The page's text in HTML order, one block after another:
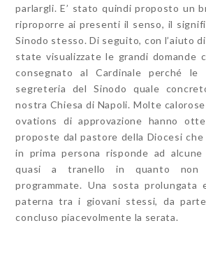
parlargli. E’ stato quindi proposto un
riproporre ai presenti il senso, il
Sinodo stesso. Di seguito, con l’aiuto
state visualizzate le grandi domande
consegnato al Cardinale perché
segreteria del Sinodo quale
nostra Chiesa di Napoli. Molte
ovations di approvazione hanno
proposte dal pastore della Diocesi che
in prima persona risponde ad
quasi a tranello in quanto non
programmate. Una sosta prolungata
paterna tra i giovani stessi, da
concluso piacevolmente la serata.